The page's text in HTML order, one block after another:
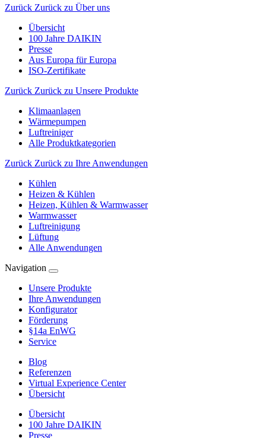
Zurück Zurück zu Über uns
Übersicht
100 Jahre DAIKIN
Presse
Aus Europa für Europa
ISO-Zertifikate
Zurück Zurück zu Unsere Produkte
Klimaanlagen
Wärmepumpen
Luftreiniger
Alle Produktkategorien
Zurück Zurück zu Ihre Anwendungen
Kühlen
Heizen & Kühlen
Heizen, Kühlen & Warmwasser
Warmwasser
Luftreinigung
Lüftung
Alle Anwendungen
Navigation
Unsere Produkte
Ihre Anwendungen
Konfigurator
Förderung
§14a EnWG
Service
Blog
Referenzen
Virtual Experience Center
Übersicht
Übersicht
100 Jahre DAIKIN
Presse